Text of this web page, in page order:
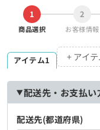
1
商品選択
2
お客様情報
アイテム1 + アイ
配送先・お支払い
配送先(都道府県)